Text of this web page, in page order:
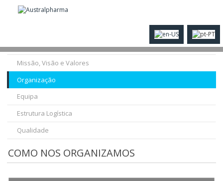
História
Missão, Visão e Valores
Organização
Equipa
Estrutura Logística
Qualidade
COMO NOS ORGANIZAMOS